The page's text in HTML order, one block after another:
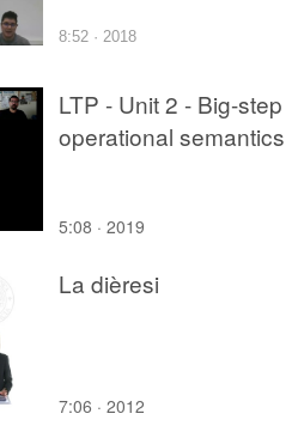
8:52 · 2018
LTP - Unit 2 - Big-step
operational semantics
5:08 · 2019
La dièresi
7:06 · 2012